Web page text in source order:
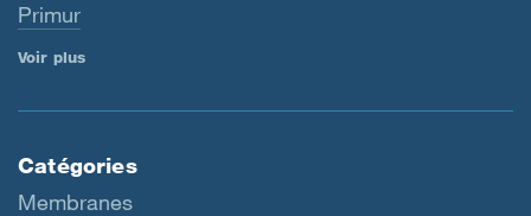
Primur
Voir plus
Catégories
Membranes